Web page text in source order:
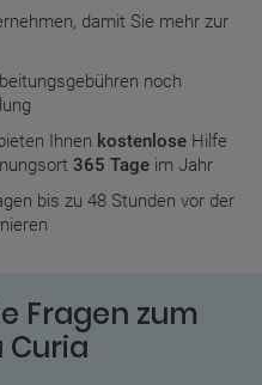
damit Sie mehr zur
noch
Ihnen kostenlose Hilfe
365 Tage im Jahr
bis zu 48 Stunden vor der
Fragen zum
Curia